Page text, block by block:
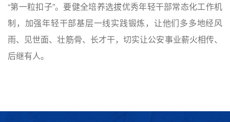
“第一粒扣子”。要健全培养选拔优秀年轻干部常态化工作机
制，加强年轻干部基层一线实践锻炼，让他们多多地经风
雨、见世面、壮筋骨、长才干，切实让公安事业薪火相传、
后继有人。